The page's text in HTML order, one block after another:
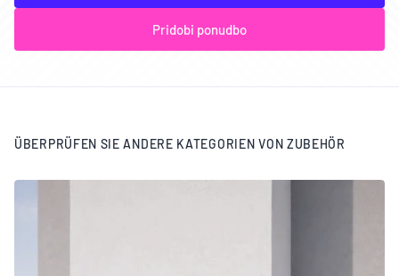
Pridobi ponudbo
ÜBERPRÜFEN SIE ANDERE KATEGORIEN VON ZUBEHÖR